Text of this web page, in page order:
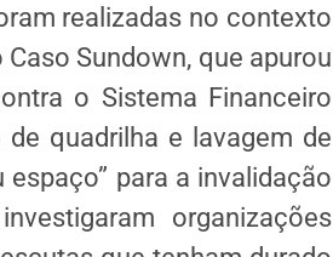
realizadas no contexto
Sundown, que apurou
o Sistema Financeiro
quadrilha e lavagem de
espaço” para a invalidação
organizações